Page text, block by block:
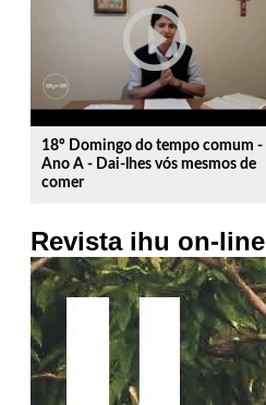
play_circle_outline
18º Domingo do tempo comum -
Ano A - Dai-lhes vós mesmos de
comer
Revista ihu on-line